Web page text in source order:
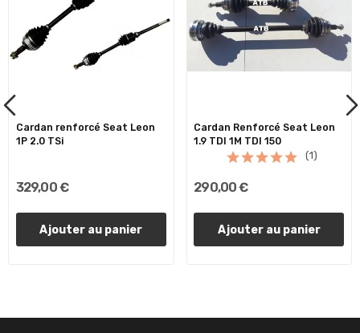
Cardan renforcé Seat Leon
1P 2.0 TSi
329,00 €
Ajouter au panier
Cardan Renforcé Seat Leon
1.9 TDI 1M TDI 150
(1)
290,00 €
Ajouter au panier